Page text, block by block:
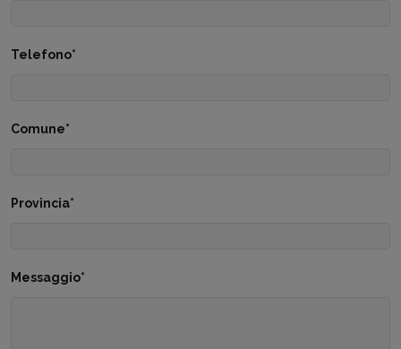
Telefono*
Comune*
Provincia*
Messaggio*